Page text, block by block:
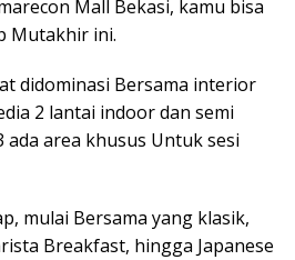
Mall Bekasi, kamu bisa
Mutakhir ini.
didominasi Bersama interior
2 lantai indoor dan semi
ada area khusus Untuk sesi
mulai Bersama yang klasik,
Breakfast, hingga Japanese